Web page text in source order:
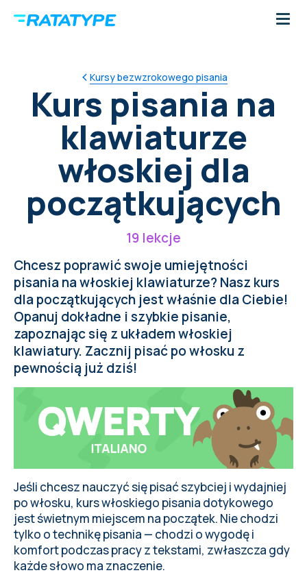
Kursy bezwzrokowego pisania
Kurs pisania na
klawiaturze
włoskiej dla
początkujących
19 lekcje
Chcesz poprawić swoje umiejętności
pisania na włoskiej klawiaturze? Nasz kurs
dla początkujących jest właśnie dla Ciebie!
Opanuj dokładne i szybkie pisanie,
zapoznając się z układem włoskiej
klawiatury. Zacznij pisać po włosku z
pewnością już dziś!
Jeśli chcesz nauczyć się pisać szybciej i wydajniej
po włosku, kurs włoskiego pisania dotykowego
jest świetnym miejscem na początek. Nie chodzi
tylko o technikę pisania — chodzi o wygodę i
komfort podczas pracy z tekstami, zwłaszcza gdy
każde słowo ma znaczenie.